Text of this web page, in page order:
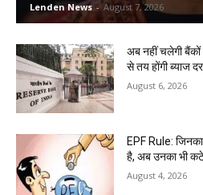
Lenden News - August 7, 2026
अब नहीं चलेगी बैंकों
से तय होंगी ब्याज
August 6, 2026
EPF Rule:
है, अब उनका भी
August 4, 2026